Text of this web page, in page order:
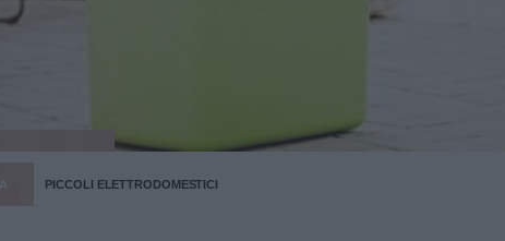
PICCOLI ELETTRODOMESTICI